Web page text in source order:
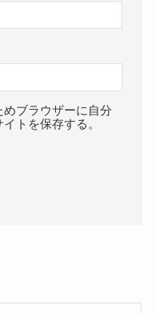
ブラウザーに自分
トを保存する。